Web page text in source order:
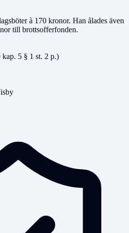
à 170 kronor. Han ålades även
till brottsofferfonden.
5 § 1 st. 2 p.)